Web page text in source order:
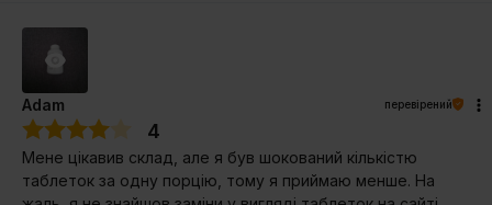
Adam перевірений
4
Мене цікавив склад, але я був шокований кількістю
таблеток за одну порцію, тому я приймаю менше. На